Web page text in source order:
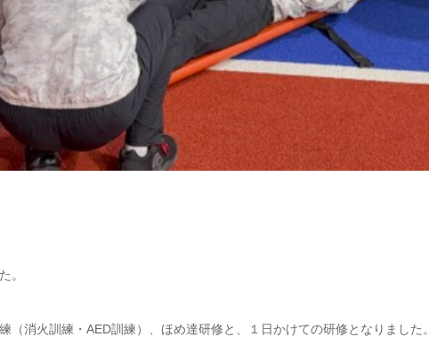
。
（消火訓練・AED訓練）、ほめ達研修と、１日かけての研修となりました。